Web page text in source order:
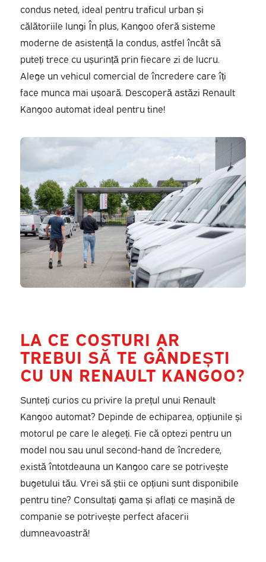
condus neted, ideal pentru traficul urban și
călătoriile lungi În plus, Kangoo oferă sisteme
moderne de asistență la condus, astfel încât să
puteți trece cu ușurință prin fiecare zi de lucru.
Alege un vehicul comercial de încredere care îți
face munca mai ușoară. Descoperă astăzi Renault
Kangoo automat ideal pentru tine!
LA CE COSTURI AR
TREBUI SĂ TE GÂNDEȘTI
CU UN RENAULT KANGOO?
Sunteți curios cu privire la prețul unui Renault
Kangoo automat? Depinde de echiparea, opțiunile și
motorul pe care le alegeți. Fie că optezi pentru un
model nou sau unul second-hand de încredere,
există întotdeauna un Kangoo care se potrivește
bugetului tău. Vrei să știi ce opțiuni sunt disponibile
pentru tine? Consultați gama și aflați ce mașină de
companie se potrivește perfect afacerii
dumneavoastră!